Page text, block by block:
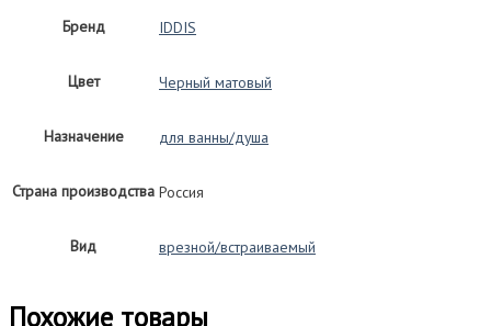
Бренд
IDDIS
Цвет Черный матовый
Назначение для ванны/душа
Страна производства Россия
Вид врезной/встраиваемый
Похожие товары